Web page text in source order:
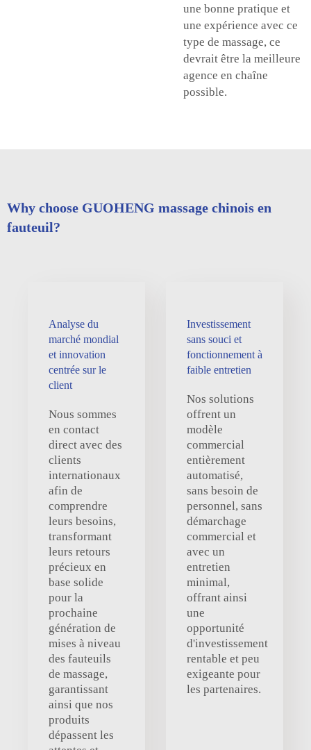
une bonne pratique et
une expérience avec ce
type de massage, ce
devrait être la meilleure
agence en chaîne
possible.
Why choose GUOHENG massage chinois en
fauteuil?
Analyse du
marché mondial
et innovation
centrée sur le
client
Nous sommes
en contact
direct avec des
clients
internationaux
afin de
comprendre
leurs besoins,
transformant
leurs retours
précieux en
base solide
pour la
prochaine
génération de
mises à niveau
des fauteuils
de massage,
garantissant
ainsi que nos
produits
dépassent les
Investissement
sans souci et
fonctionnement à
faible entretien
Nos solutions
offrent un
modèle
commercial
entièrement
automatisé,
sans besoin de
personnel, sans
démarchage
commercial et
avec un
entretien
minimal,
offrant ainsi
une
opportunité
d'investissement
rentable et peu
exigeante pour
les partenaires.